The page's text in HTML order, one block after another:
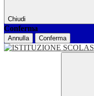
Chiudi
Conferma
Annulla Conferma